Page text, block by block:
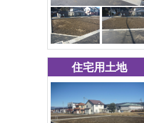
住宅用土地